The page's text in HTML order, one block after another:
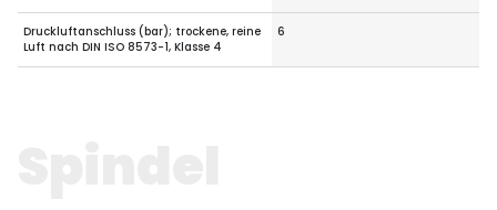
Druckluftanschluss (bar); trockene, reine
Luft nach DIN ISO 8573-1, Klasse 4
6